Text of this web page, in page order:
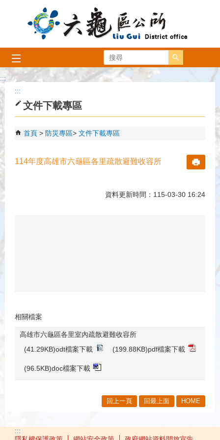
跳到主要內容區塊
搜尋
:::
:::
文件下載專區
首頁 防災專區 文件下載專區
114年度高雄市六龜區各里疏散避難收容所
資料更新時間：115-03-30 16:24
相關檔案
高雄市六龜區各里室內疏散避難收容所
(41.29KB)odt檔案下載
(199.88KB)pdf檔案下載
(96.5KB)doc檔案下載
回上一頁 回最上面 HOME
:::